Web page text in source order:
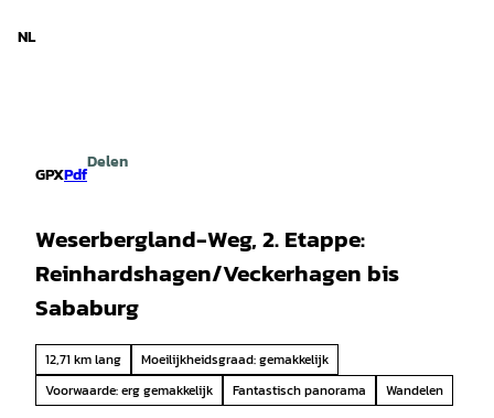
NL
GPXPdf
Delen
Weserbergland-Weg, 2. Etappe:
Reinhardshagen/Veckerhagen bis
Sababurg
12,71 km lang
Moeilijkheidsgraad: gemakkelijk
Voorwaarde: erg gemakkelijk
Fantastisch panorama Wandelen